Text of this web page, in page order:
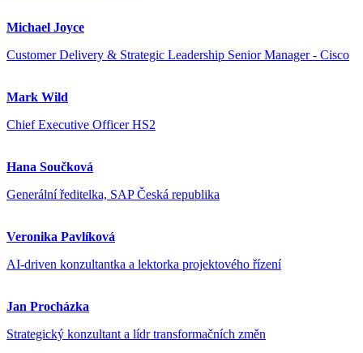
Michael Joyce
Customer Delivery & Strategic Leadership Senior Manager - Cisco
Mark Wild
Chief Executive Officer HS2
Hana Součková
Generální ředitelka, SAP Česká republika
Veronika Pavlíková
AI-driven konzultantka a lektorka projektového řízení
Jan Procházka
Strategický konzultant a lídr transformačních změn